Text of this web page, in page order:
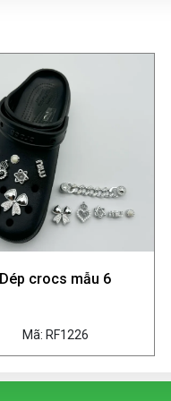
Dép crocs mẫu 6
Mã: RF1226